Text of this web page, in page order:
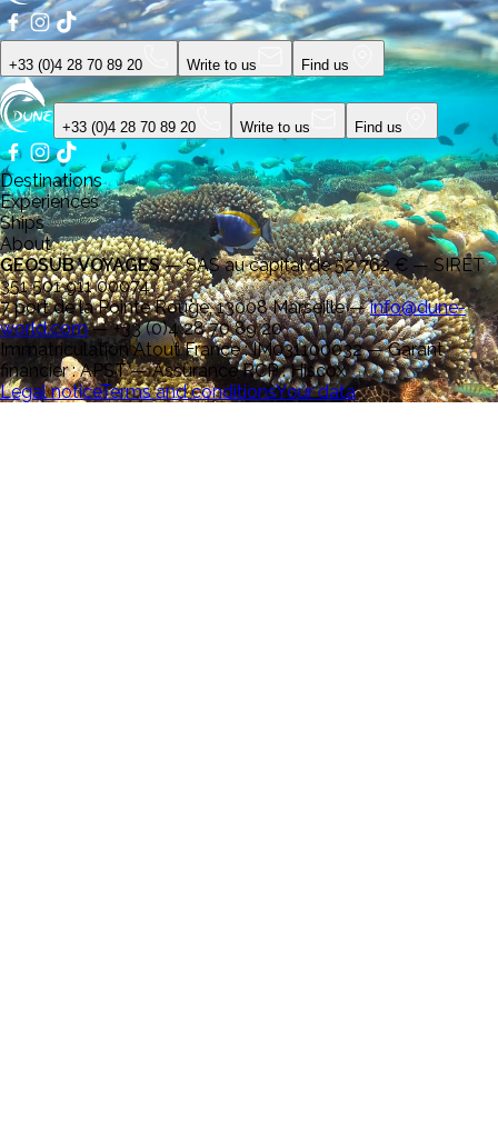
+33 (0)4 28 70 89 20 Write to us Find us
+33 (0)4 28 70 89 20 Write to us Find us
Destinations
Experiences
Ships
About
GEOSUB VOYAGES—SAS au capital de 52 762 € — SIRET
351 501 911 00074
7 port de la Pointe Rouge, 13008 Marseille—info@dune-
world.com—+33 (0)4 28 70 89 20
Immatriculation Atout France : IM031100032 — Garant
financier : APST — Assurance RCP : Hiscox
Legal noticeTerms and conditionsYour data